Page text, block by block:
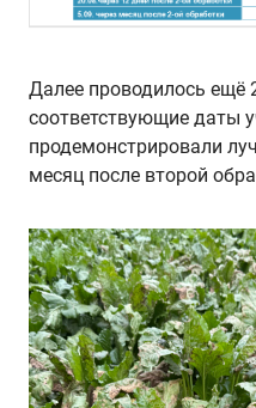
Далее проводилось ещё
соответствующие даты
продемонстрировали
месяц после второй